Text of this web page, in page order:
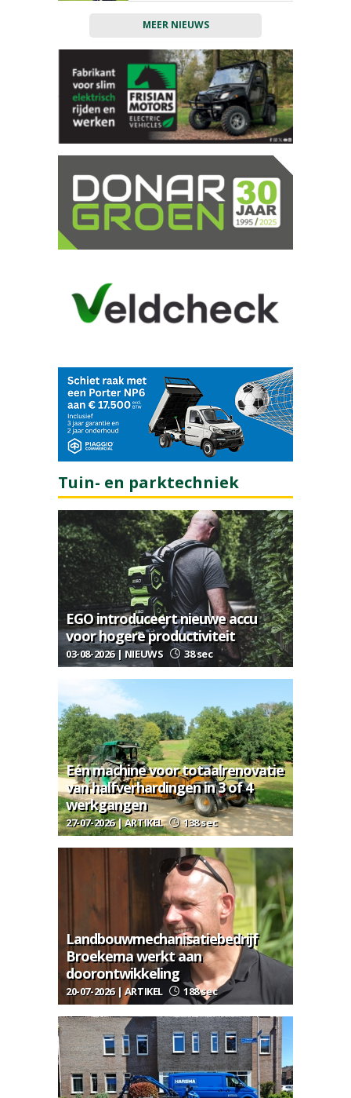
MEER NIEUWS
Tuin- en parktechniek
EGO introduceert nieuwe accu
voor hogere productiviteit
03-08-2026 | NIEUWS 38 sec
Eén machine voor totaalrenovatie
van halfverhardingen in 3 of 4
werkgangen
27-07-2026 | ARTIKEL 138 sec
Landbouwmechanisatiebedrijf
Broekema werkt aan
doorontwikkeling
20-07-2026 | ARTIKEL 188 sec